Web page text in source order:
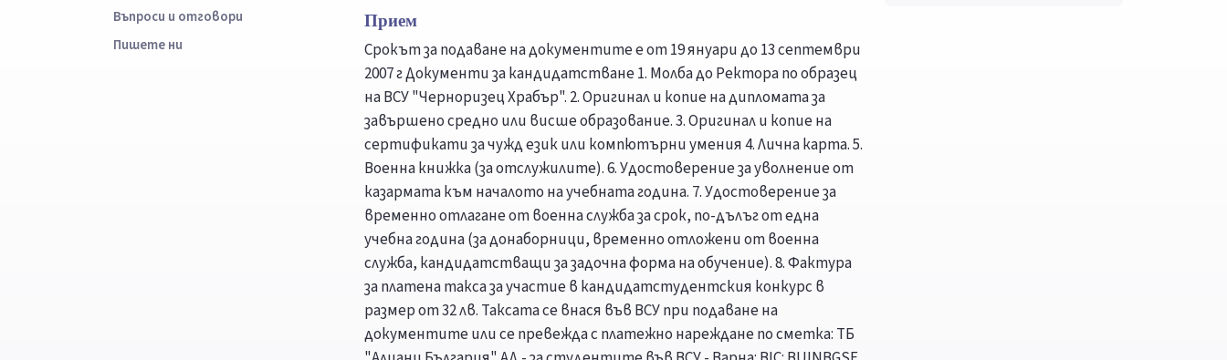
Въпроси и отговори
Пишете ни
Прием
Срокът за подаване на документите е от 19 януари до 13 септември
2007 г Документи за кандидатстване 1. Молба до Ректора по образец
на ВСУ "Черноризец Храбър". 2. Оригинал и копие на дипломата за
завършено средно или висше образование. 3. Оригинал и копие на
сертификати за чужд език или компютърни умения 4. Лична карта. 5.
Военна книжка (за отслужилите). 6. Удостоверение за уволнение от
казармата към началото на учебната година. 7. Удостоверение за
временно отлагане от военна служба за срок, по-дълъг от една
учебна година (за донаборници, временно отложени от военна
служба, кандидатстващи за задочна форма на обучение). 8. Фактура
за платена такса за участие в кандидатстудентския конкурс в
размер от 32 лв. Таксата се внася във ВСУ при подаване на
документите или се превежда с платежно нареждане по сметка: ТБ